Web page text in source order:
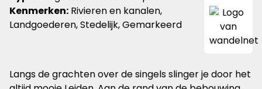
Kenmerken: Rivieren en kanalen,
Landgoederen, Stedelijk, Gemarkeerd
Langs de grachten over de singels slinger je door het